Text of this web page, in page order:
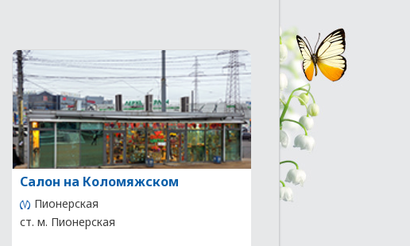
Салон на Коломяжском
Пионерская
ст. м. Пионерская